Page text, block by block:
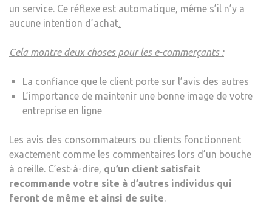
un service. Ce réflexe est automatique, même s’il n’y a
aucune intention d’achat.
Cela montre deux choses pour les e-commerçants :
La confiance que le client porte sur l’avis des autres
L’importance de maintenir une bonne image de votre
entreprise en ligne
Les avis des consommateurs ou clients fonctionnent
exactement comme les commentaires lors d’un bouche
à oreille. C’est-à-dire, qu’un client satisfait
recommande votre site à d’autres individus qui
feront de même et ainsi de suite.